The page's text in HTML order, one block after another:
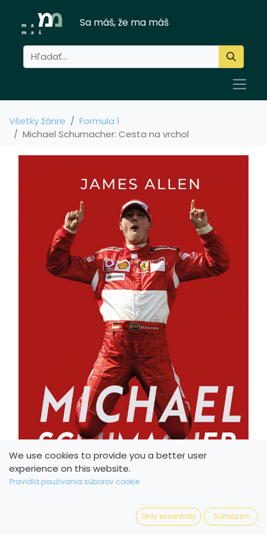
Sa máš, že ma máš
Všetky žánre
Formula 1
Michael Schumacher: Cesta na vrchol
We use cookies to provide you a better user
experience on this website.
Pravidlá používania súborov cookie
Only essentials Súhlasím